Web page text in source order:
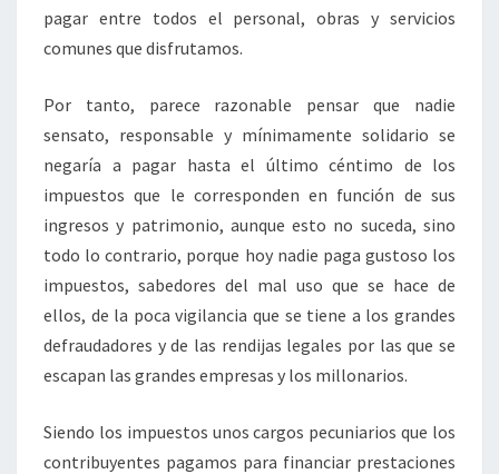
pagar entre todos el personal, obras y servicios
comunes que disfrutamos.
Por tanto, parece razonable pensar que nadie
sensato, responsable y mínimamente solidario se
negaría a pagar hasta el último céntimo de los
impuestos que le corresponden en función de sus
ingresos y patrimonio, aunque esto no suceda, sino
todo lo contrario, porque hoy nadie paga gustoso los
impuestos, sabedores del mal uso que se hace de
ellos, de la poca vigilancia que se tiene a los grandes
defraudadores y de las rendijas legales por las que se
escapan las grandes empresas y los millonarios.
Siendo los impuestos unos cargos pecuniarios que los
contribuyentes pagamos para financiar prestaciones